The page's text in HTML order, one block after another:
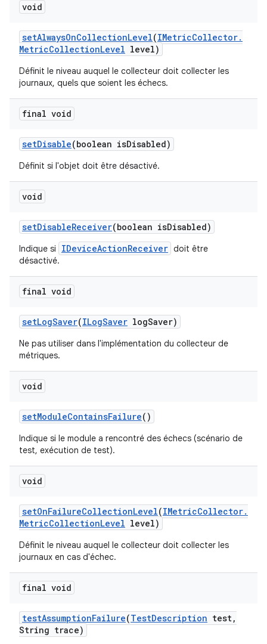
void
setAlwaysOnCollectionLevel(IMetricCollector.
MetricCollectionLevel level)
Définit le niveau auquel le collecteur doit collecter les
journaux, quels que soient les échecs.
final void
setDisable(boolean isDisabled)
Définit si l'objet doit être désactivé.
void
setDisableReceiver(boolean isDisabled)
Indique si IDeviceActionReceiver doit être
désactivé.
final void
setLogSaver(ILogSaver logSaver)
Ne pas utiliser dans l'implémentation du collecteur de
métriques.
void
setModuleContainsFailure()
Indique si le module a rencontré des échecs (scénario de
test, exécution de test).
void
setOnFailureCollectionLevel(IMetricCollector.
MetricCollectionLevel level)
Définit le niveau auquel le collecteur doit collecter les
journaux en cas d'échec.
final void
testAssumptionFailure(TestDescription test,
String trace)